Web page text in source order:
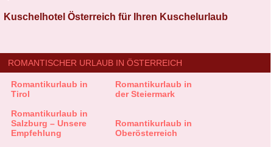
Kuschelhotel Österreich für Ihren Kuschelurlaub
ROMANTISCHER URLAUB IN ÖSTERREICH
Romantikurlaub in
Tirol
Romantikurlaub in
der Steiermark
Romantikurlaub in
Salzburg – Unsere
Empfehlung
Romantikurlaub in
Oberösterreich